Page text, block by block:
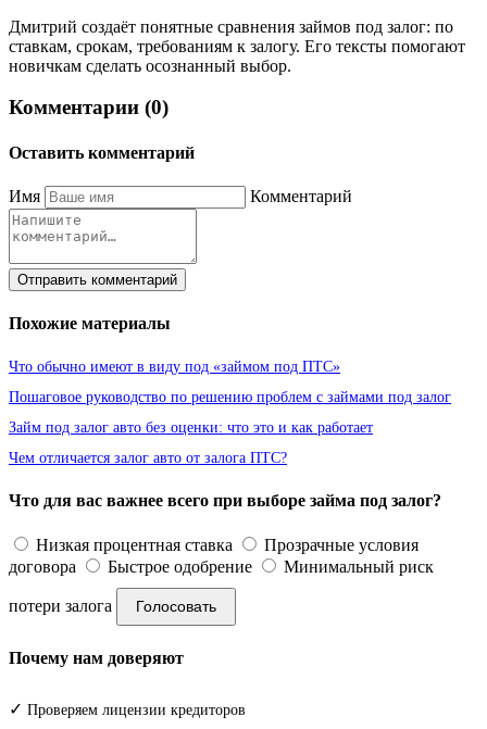
Дмитрий создаёт понятные сравнения займов под залог: по
ставкам, срокам, требованиям к залогу. Его тексты помогают
новичкам сделать осознанный выбор.
Комментарии (0)
Оставить комментарий
Имя Комментарий
Отправить комментарий
Похожие материалы
Что обычно имеют в виду под «займом под ПТС»
Пошаговое руководство по решению проблем с займами под залог
Займ под залог авто без оценки: что это и как работает
Чем отличается залог авто от залога ПТС?
Что для вас важнее всего при выборе займа под залог?
Низкая процентная ставка
Прозрачные условия
договора
Быстрое одобрение Минимальный риск
потери залога Голосовать
Почему нам доверяют
✓ Проверяем лицензии кредиторов